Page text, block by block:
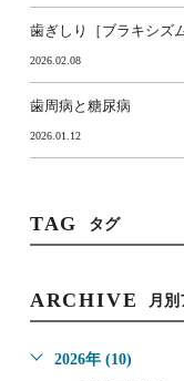
歯ぎしり［ブラキシズ
2026.02.08
歯周病と糖尿病
2026.01.12
TAG タグ
ARCHIVE 月
2026年 (10)